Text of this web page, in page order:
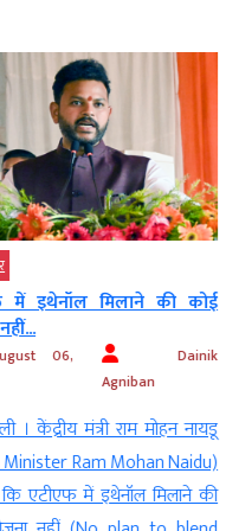
में इथेनॉल मिलाने की कोई
06,
Dainik
Agniban
। केंद्रीय मंत्री राम मोहन नायडू
Ram Mohan Naidu)
एटीएफ में इथेनॉल मिलाने की